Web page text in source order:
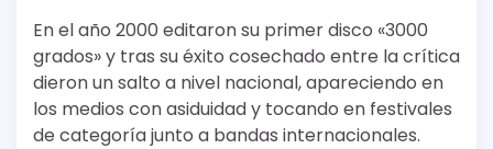
En el año 2000 editaron su primer disco «3000
grados» y tras su éxito cosechado entre la crítica
dieron un salto a nivel nacional, apareciendo en
los medios con asiduidad y tocando en festivales
de categoría junto a bandas internacionales.